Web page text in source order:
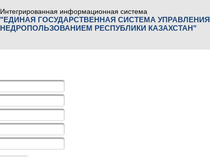
Интегрированная информационная система
"ЕДИНАЯ ГОСУДАРСТВЕННАЯ СИСТЕМА УПРАВЛЕНИЯ
НЕДРОПОЛЬЗОВАНИЕМ РЕСПУБЛИКИ КАЗАХСТАН"